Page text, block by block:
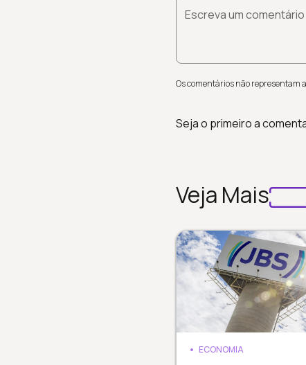
Escreva um comentário
Os comentários não representam
Seja o primeiro a
Veja Mais
ECONOMIA